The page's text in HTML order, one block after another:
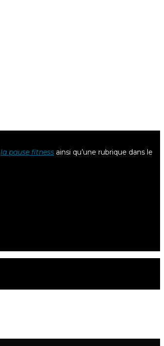
la pause fitness ainsi qu’une rubrique dans le